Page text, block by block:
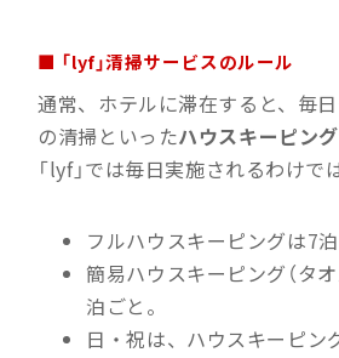
■ 「lyf」清掃サービスのルール
通常、ホテルに滞在すると、毎
の清掃といったハウスキーピング
「lyf」では毎日実施されるわけで
フルハウスキーピングは7泊
簡易ハウスキーピング（タ
泊ごと。
日・祝は、ハウスキーピン